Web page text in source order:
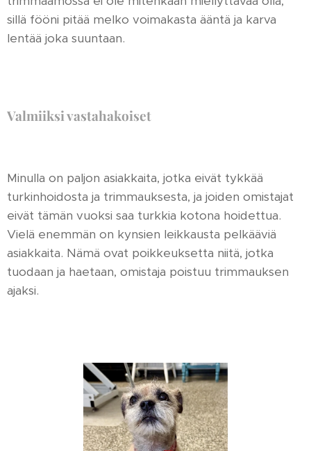
sillä fööni pitää melko voimakasta ääntä ja karva
lentää joka suuntaan.
Valmiiksi vastahakoiset
Minulla on paljon asiakkaita, jotka eivät tykkää
turkinhoidosta ja trimmauksesta, ja joiden omistajat
eivät tämän vuoksi saa turkkia kotona hoidettua.
Vielä enemmän on kynsien leikkausta pelkääviä
asiakkaita. Nämä ovat poikkeuksetta niitä, jotka
tuodaan ja haetaan, omistaja poistuu trimmauksen
ajaksi.